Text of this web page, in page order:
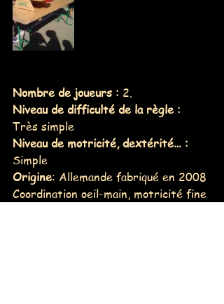
Nombre de joueurs : 2.
Niveau de difficulté de la règle :
Très simple
Niveau de motricité, dextérité… :
Simple
Origine: Allemande fabriqué en 2008
Coordination oeil-main, motricité fine